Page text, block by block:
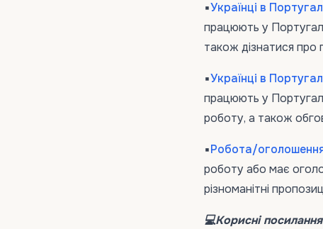
▪️Українці в
працюють у
також дізнатися про
▪️Українці в
працюють у
роботу, а також
▪️Робота/оголошення
роботу або має
різноманітні
💻Корисні